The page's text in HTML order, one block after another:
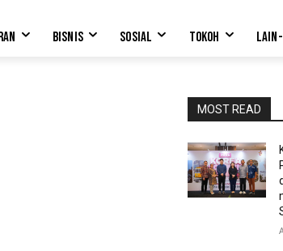
BISNIS SOSIAL TOKOH
MOST READ